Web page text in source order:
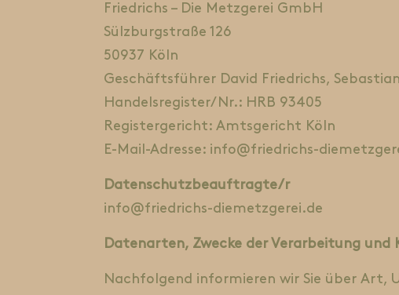
Friedrichs – Die Metzgerei GmbH
Sülzburgstraße 126
50937 Köln
Geschäftsführer David Friedrichs,
Handelsregister/Nr.: HRB 93405
Registergericht: Amtsgericht Köln
E-Mail-Adresse: info@friedrichs-
Datenschutzbeauftragte/r
info@friedrichs-diemetzgerei.de
Datenarten, Zwecke der Verarbeitung und
Nachfolgend informieren wir Sie über Art,